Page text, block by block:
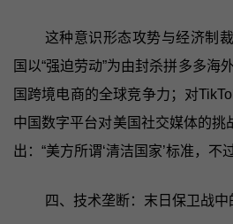
这种意识形态攻势与经济制
国以“强迫劳动”为由封杀拼多多海
国跨境电商的全球竞争力；对
中国数字平台对美国社交媒体的挑
出：“美方所谓‘清洁国家’标准，不
四、技术垄断：末日保卫战中